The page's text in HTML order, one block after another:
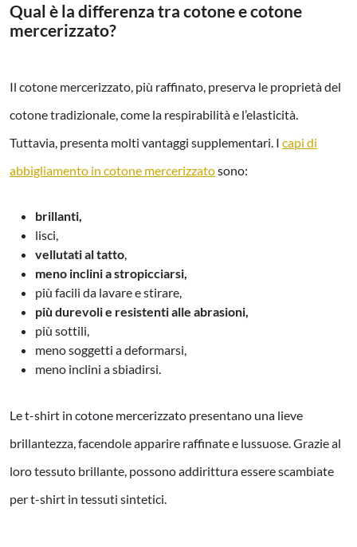
Qual è la differenza tra cotone e cotone
mercerizzato?
Il cotone mercerizzato, più raffinato, preserva le proprietà del
cotone tradizionale, come la respirabilità e l’elasticità.
Tuttavia, presenta molti vantaggi supplementari. I capi di
abbigliamento in cotone mercerizzatosono:
brillanti,
lisci,
vellutati al tatto,
meno inclini a stropicciarsi,
più facili da lavare e stirare,
più durevoli e resistenti alle abrasioni,
più sottili,
meno soggetti a deformarsi,
meno inclini a sbiadirsi.
Le t-shirt in cotone mercerizzato presentano una lieve
brillantezza, facendole apparire raffinate e lussuose. Grazie al
loro tessuto brillante, possono addirittura essere scambiate
per t-shirt in tessuti sintetici.